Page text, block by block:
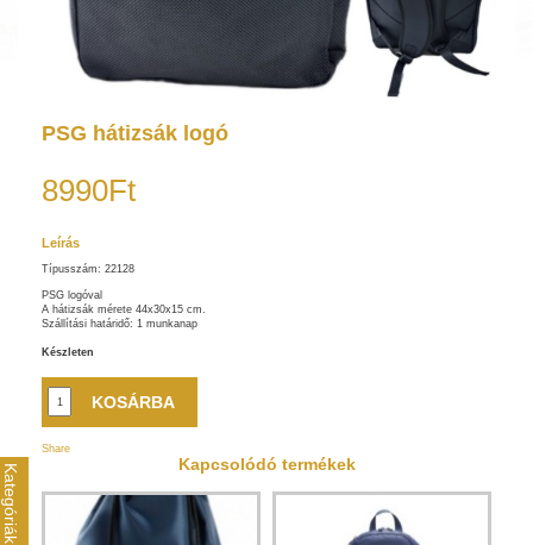
Kategóriák
PSG hátizsák logó
8990Ft
Leírás
Típusszám: 22128
PSG logóval
A hátizsák mérete 44x30x15 cm.
Szállítási határidő: 1 munkanap
Készleten
Share
Kapcsolódó termékek